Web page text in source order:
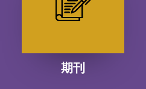
期刊